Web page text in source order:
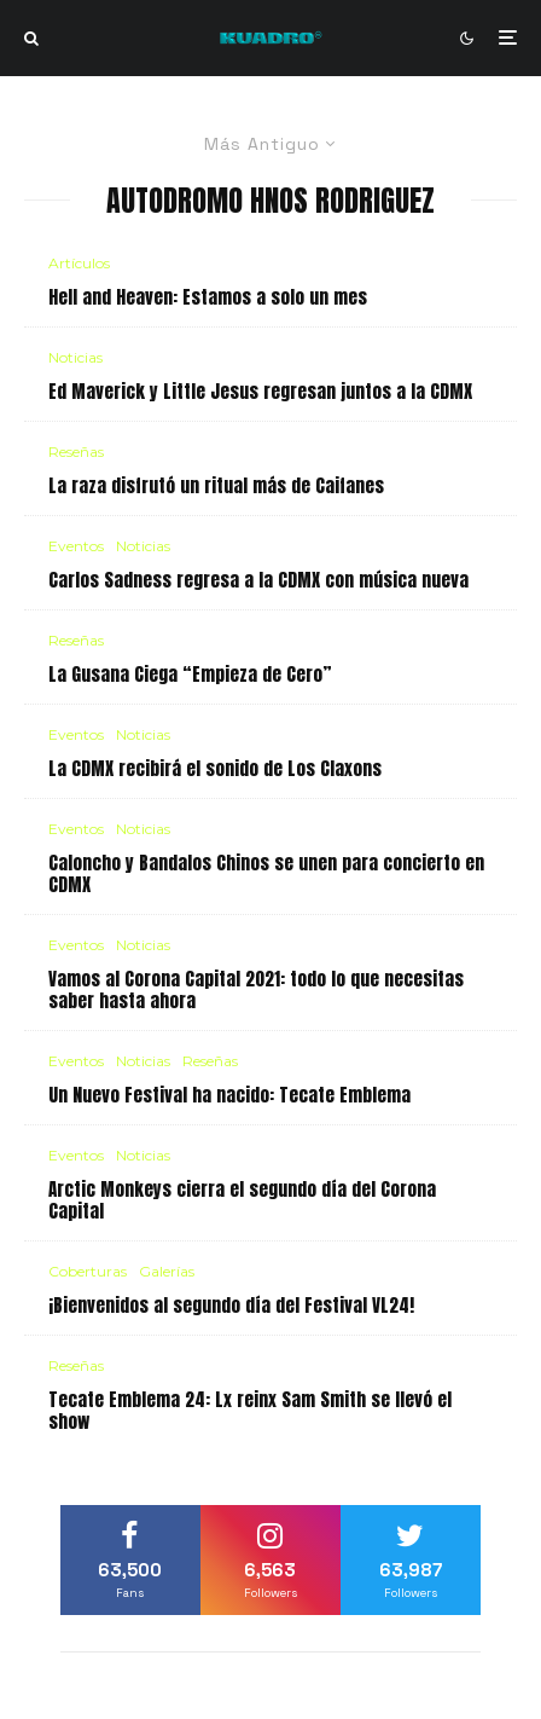
Más Antiguo
AUTODROMO HNOS RODRIGUEZ
Artículos
Hell and Heaven: Estamos a solo un mes
Noticias
Ed Maverick y Little Jesus regresan juntos a la CDMX
Reseñas
La raza disfrutó un ritual más de Caifanes
Eventos Noticias
Carlos Sadness regresa a la CDMX con música nueva
Reseñas
La Gusana Ciega “Empieza de Cero”
Eventos Noticias
La CDMX recibirá el sonido de Los Claxons
Eventos Noticias
Caloncho y Bandalos Chinos se unen para concierto en
CDMX
Eventos Noticias
Vamos al Corona Capital 2021: todo lo que necesitas
saber hasta ahora
Eventos Noticias Reseñas
Un Nuevo Festival ha nacido: Tecate Emblema
Eventos Noticias
Arctic Monkeys cierra el segundo día del Corona
Capital
Coberturas Galerías
¡Bienvenidos al segundo día del Festival VL24!
Reseñas
Tecate Emblema 24: Lx reinx Sam Smith se llevó el
show
63,500
Fans
6,563
Followers
63,987
Followers